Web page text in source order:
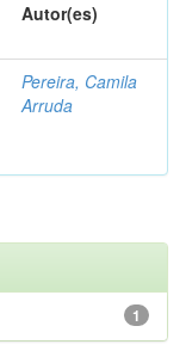
Autor(es)
Pereira, Camila
Arruda
1